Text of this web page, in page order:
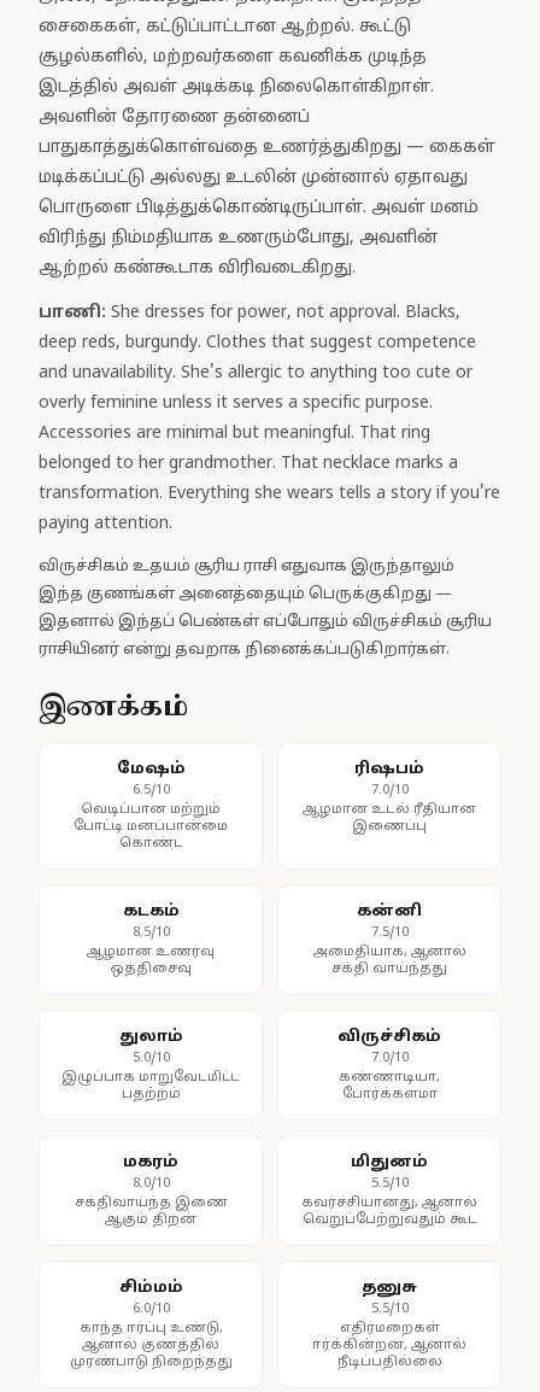
சைகைகள், கட்டுப்பாட்டான ஆற்றல். கூட்டு
சூழல்களில், மற்றவர்களை கவனிக்க முடிந்த
இடத்தில் அவள் அடிக்கடி நிலைகொள்கிறாள்.
அவளின் தோரணை தன்னைப்
பாதுகாத்துக்கொள்வதை உணர்த்துகிறது — கைகள்
மடிக்கப்பட்டு அல்லது உடலின் முன்னால் ஏதாவது
பொருளை பிடித்துக்கொண்டிருப்பாள். அவள் மனம்
விரிந்து நிம்மதியாக உணரும்போது, அவளின்
ஆற்றல் கண்கூடாக விரிவடைகிறது.
பாணி: She dresses for power, not approval. Blacks,
deep reds, burgundy. Clothes that suggest competence
and unavailability. She's allergic to anything too cute or
overly feminine unless it serves a specific purpose.
Accessories are minimal but meaningful. That ring
belonged to her grandmother. That necklace marks a
transformation. Everything she wears tells a story if you're
paying attention.
விருச்சிகம் உதயம் சூரிய ராசி எதுவாக இருந்தாலும்
இந்த குணங்கள் அனைத்தையும் பெருக்குகிறது —
இதனால் இந்தப் பெண்கள் எப்போதும் விருச்சிகம் சூரிய
ராசியினர் என்று தவறாக நினைக்கப்படுகிறார்கள்.
இணக்கம்
மேஷம்
6.5/10
வெடிப்பான மற்றும்
போட்டி மனப்பான்மை
கொண்ட
ரிஷபம்
7.0/10
ஆழமான உடல் ரீதியான
இணைப்பு
கடகம்
8.5/10
ஆழமான உணர்வு
ஒத்திசைவு
கன்னி
7.5/10
அமைதியாக, ஆனால்
சக்தி வாய்ந்தது
துலாம்
5.0/10
இழுப்பாக மாறுவேடமிட்ட
பதற்றம்
விருச்சிகம்
7.0/10
கண்ணாடியா,
போர்க்களமா
மகரம்
8.0/10
சக்திவாய்ந்த இணை
ஆகும் திறன்
மிதுனம்
5.5/10
கவர்ச்சியானது, ஆனால்
வெறுப்பேற்றுவதும் கூட
சிம்மம்
6.0/10
காந்த ஈர்ப்பு உண்டு,
ஆனால் குணத்தில்
முரண்பாடு நிறைந்தது
தனுசு
5.5/10
எதிர்மறைகள்
ஈர்க்கின்றன, ஆனால்
நீடிப்பதில்லை